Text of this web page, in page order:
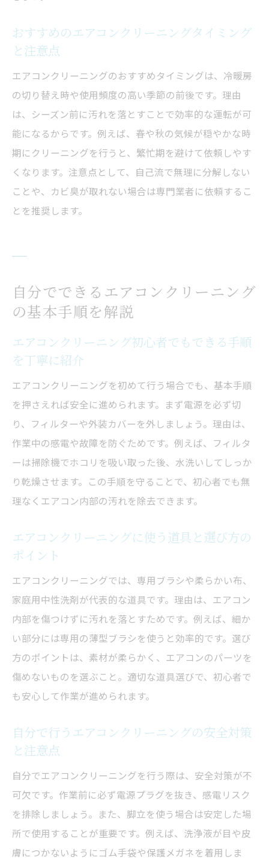
グ業者の選び方
き契約内容
悪い口コミに注意したいエアコンクリーニ
ング業者の実態
エアコンクリーニングの費用目安やコスパ重視
の判断基準
判断基準
エアコンクリーニング費用を抑えるポイン
自分で掃除する場合の費用と業者依頼時の
違い
エアコンクリーニングの費用対効果を最大
化する方法
エアコンクリーニング料金とサービス内容
の比較ポイント
徹底解説
自分でエアコンクリーニングする際の注意
業者選びでよくある失敗と対策方法を紹介
エアコンクリーニングでトラブルを防ぐ安
全対策
口コミでわかったエアコンクリーニングの
落とし穴
安全にできるエアコンクリーニングの実践
この記事で見つかる神奈川県で最適なエアコン
掃除方法
神奈川県で最適なエアコンクリーニングの
見つけ方
自分に合うエアコンクリーニング選択の基
準とは
おすすめのエアコンクリーニングタイミング
と注意点
エアコンクリーニングのおすすめタイミングは、冷暖房
の切り替え時や使用頻度の高い季節の前後です。理由
は、シーズン前に汚れを落とすことで効率的な運転が可
能になるからです。例えば、春や秋の気候が穏やかな時
期にクリーニングを行うと、繁忙期を避けて依頼しやす
くなります。注意点として、自己流で無理に分解しない
ことや、カビ臭が取れない場合は専門業者に依頼するこ
とを推奨します。
自分でできるエアコンクリーニング
の基本手順を解説
エアコンクリーニング初心者でもできる手順
を丁寧に紹介
エアコンクリーニングを初めて行う場合でも、基本手順
を押さえれば安全に進められます。まず電源を必ず切
り、フィルターや外装カバーを外しましょう。理由は、
作業中の感電や故障を防ぐためです。例えば、フィルタ
ーは掃除機でホコリを吸い取った後、水洗いしてしっか
り乾燥させます。この手順を守ることで、初心者でも無
理なくエアコン内部の汚れを除去できます。
エアコンクリーニングに使う道具と選び方の
ポイント
エアコンクリーニングでは、専用ブラシや柔らかい布、
家庭用中性洗剤が代表的な道具です。理由は、エアコン
内部を傷つけずに汚れを落とすためです。例えば、細か
い部分には専用の薄型ブラシを使うと効率的です。選び
方のポイントは、素材が柔らかく、エアコンのパーツを
傷めないものを選ぶこと。適切な道具選びで、初心者で
も安心して作業が進められます。
自分で行うエアコンクリーニングの安全対策
と注意点
自分でエアコンクリーニングを行う際は、安全対策が不
可欠です。作業前に必ず電源プラグを抜き、感電リスク
を排除しましょう。また、脚立を使う場合は安定した場
所で使用することが重要です。例えば、洗浄液が目や皮
膚につかないようにゴム手袋や保護メガネを着用しま